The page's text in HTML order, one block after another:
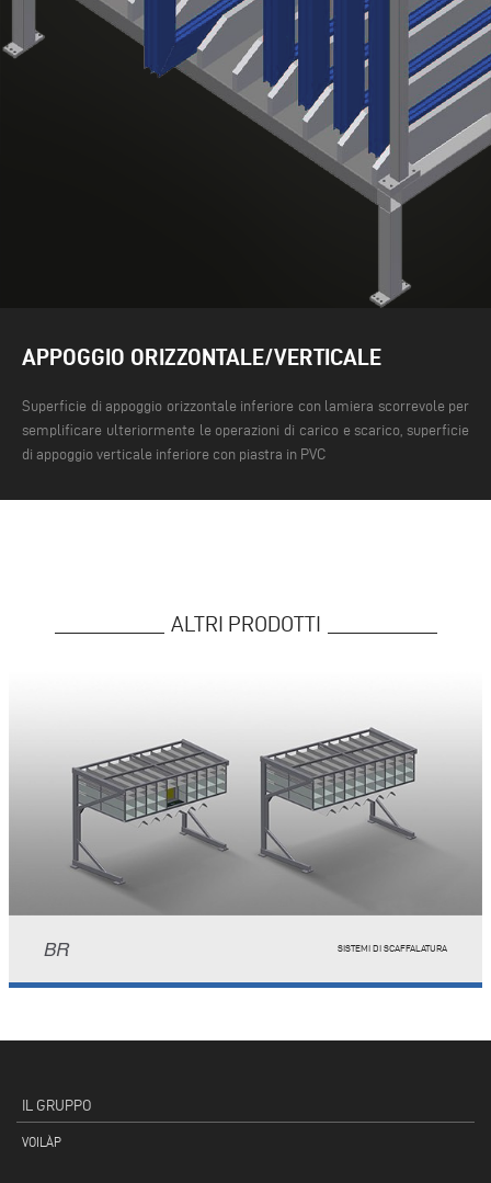
APPOGGIO ORIZZONTALE/VERTICALE
Superficie di appoggio orizzontale inferiore con lamiera scorrevole per
semplificare ulteriormente le operazioni di carico e scarico, superficie
di appoggio verticale inferiore con piastra in PVC
ALTRI PRODOTTI
BR SISTEMI DI SCAFFALATURA
IL GRUPPO
VOILÀP